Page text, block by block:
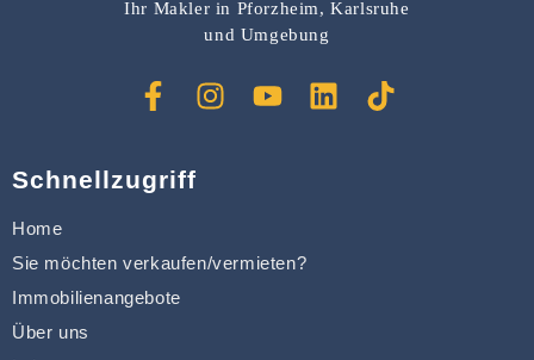
Ihr Makler in Pforzheim, Karlsruhe
und Umgebung
Schnellzugriff
Home
Sie möchten verkaufen/vermieten?
Immobilienangebote
Über uns